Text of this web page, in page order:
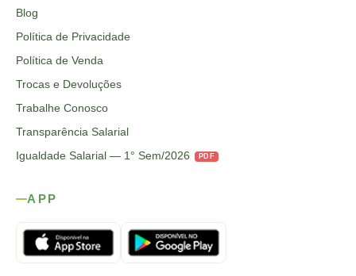
Blog
Política de Privacidade
Política de Venda
Trocas e Devoluções
Trabalhe Conosco
Transparência Salarial
Igualdade Salarial — 1° Sem/2026
PDF
APP